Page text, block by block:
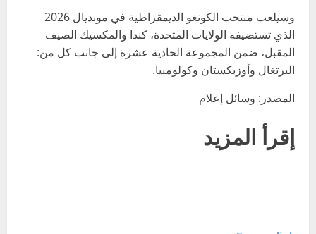
وسيلعب منتخب الكونغو الديمقراطية في مونديال 2026
الذي تستضيفه الولايات المتحدة، كندا والمكسيك الصيف
المقبل، ضمن المجموعة الحادية عشرة إلى جانب كل من:
البرتغال وأوزبكستان وكولومبيا.
المصدر: وسائل إعلام
إقرأ المزيد